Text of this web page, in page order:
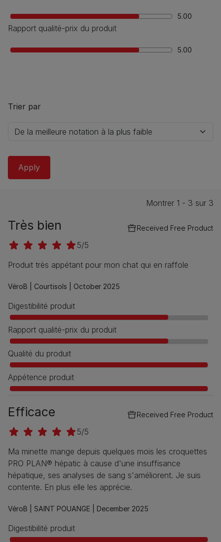
5.00
Rapport qualité-prix du produit
5.00
Trier par
Montrer 1 - 3 sur 3
Très bien Received Free Product
5/5
Produit très appétant pour mon chat qui en raffole
VéroB | Courtisols | October 2025
Digestibilité produit
Rapport qualité-prix du produit
Qualité du produit
Appétence produit
Efficace Received Free Product
5/5
Ma minette mange depuis quelques mois les croquettes
PRO PLAN® hépatic à cause d'une insuffisance
hépatique, ses analyses de sang s'améliorent. Je suis
contente. En plus elle les apprécie.
VéroB | SAINT POUANGE | December 2025
Digestibilité produit